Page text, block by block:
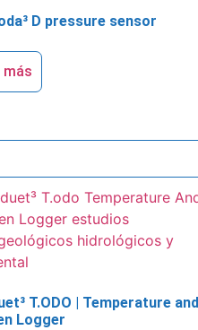
D pressure sensor
más
T.ODO | Temperature and
Logger